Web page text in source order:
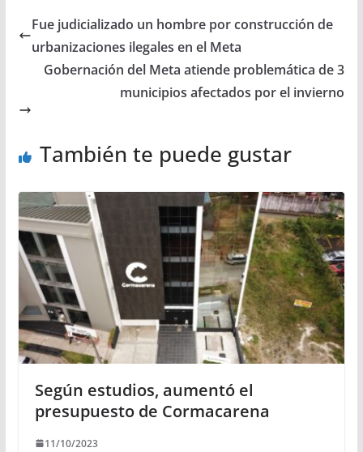
Fue judicializado un hombre por construcción de
urbanizaciones ilegales en el Meta
Gobernación del Meta atiende problemática de 3
municipios afectados por el invierno
También te puede gustar
Según estudios, aumentó el
presupuesto de Cormacarena
11/10/2023